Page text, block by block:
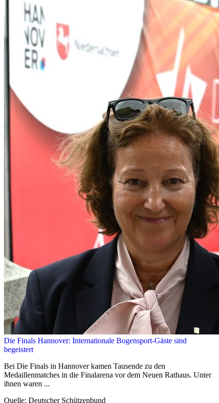
Die Finals Hannover: Internationale Bogensport-Gäste sind
begeistert
Bei Die Finals in Hannover kamen Tausende zu den
Medaillenmatches in die Finalarena vor dem Neuen Rathaus. Unter
ihnen waren ...
Quelle: Deutscher Schützenbund